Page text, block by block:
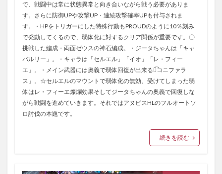
で、戦闘中は常に状態異常と向き合いながら戦う必要がありま
す。さらに防御UPや攻撃UP・連続攻撃確率UPも付与されま
す。・HPをトリガーにした特殊行動もPROUDのように10％刻み
で発動してくるので、弱体化に対するクリア関係が重要です。〇
挑戦した編成・両面ゼウスの神石編成。・ジータちゃんは「キャ
バルリー」。・キャラは「セルエル」「イオ」「レ・フィー
エ」。・メイン武器には奥義で弱体回復が出来る「͡コニファラ
ス」。☆セルエルのマウントで弱体化の無効、受けてしまった弱
体はレ・フィーエ燦爛効果そしてジータちゃんの奥義で回復しな
がら戦闘を進めていきます。それではアヌビスHLのフルオートソ
ロ討伐の本題です。
続きを読む